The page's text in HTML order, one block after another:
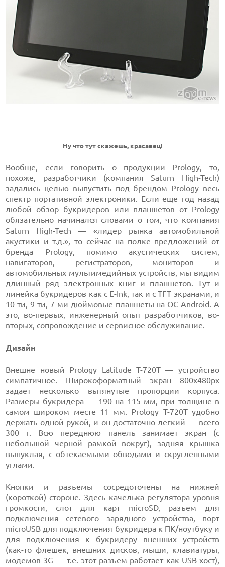
Ну что тут скажешь, красавец!
Вообще, если говорить о продукции Prology, то,
похоже, разработчики (компания Saturn High-Tech)
задались целью выпустить под брендом Prology весь
спектр портативной электроники. Если еще год назад
любой обзор букридеров или планшетов от Prology
обязательно начинался словами о том, что компания
Saturn High-Tech — «лидер рынка автомобильной
акустики и т.д.», то сейчас на полке предложений от
бренда Prology, помимо акустических систем,
навигаторов, регистраторов, мониторов и
автомобильных мультимедийных устройств, мы видим
длинный ряд электронных книг и планшетов. Тут и
линейка букридеров как с E-Ink, так и с TFT экранами, и
10-ти, 9-ти, 7-ми дюймовые планшеты на ОС Android. А
это, во-первых, инженерный опыт разработчиков, во-
вторых, сопровождение и сервисное обслуживание.
Дизайн
Внешне новый Prology Latitude T-720T — устройство
симпатичное. Широкоформатный экран 800x480px
задает несколько вытянутые пропорции корпуса.
Размеры букридера — 190 на 115 мм, при толщине в
самом широком месте 11 мм. Prology T-720T удобно
держать одной рукой, и он достаточно легкий — всего
300 г. Всю переднюю панель занимает экран (с
небольшой черной рамкой вокруг), задняя крышка
выпуклая, с обтекаемыми обводами и скругленными
углами.
Кнопки и разъемы сосредоточены на нижней
(короткой) стороне. Здесь качелька регулятора уровня
громкости, слот для карт microSD, разъем для
подключения сетевого зарядного устройства, порт
microUSB для подключения букридера к ПК/ноутбуку и
для подключения к букридеру внешних устройств
(как-то флешек, внешних дисков, мыши, клавиатуры,
модемов 3G — т.е. этот разъем работает как USB-хост),